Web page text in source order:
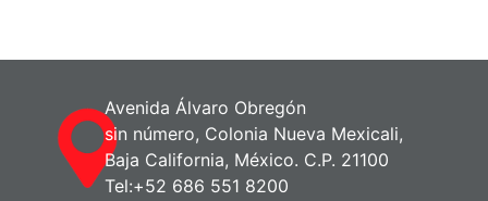
Avenida Álvaro Obregón
sin número, Colonia Nueva Mexicali,
Baja California, México. C.P. 21100
Tel:+52 686 551 8200